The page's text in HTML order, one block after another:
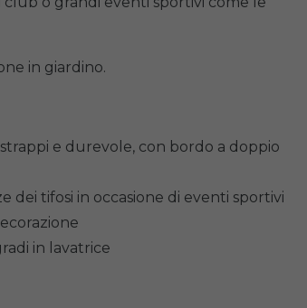
in giardino.
e durevole, con bordo a doppio
tifosi in occasione di eventi sportivi
in lavatrice